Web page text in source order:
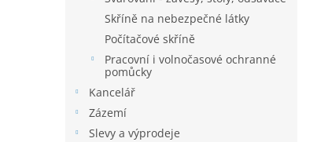
Skříně na nebezpečné látky
Počítačové skříně
Pracovní i volnočasové ochranné
pomůcky
Kancelář
Zázemí
Slevy a výprodeje